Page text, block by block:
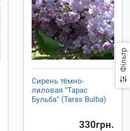
Фільтр
Сирень тёмно-
лиловая "Тарас
Бульба" (Taras Bulba)
330грн.